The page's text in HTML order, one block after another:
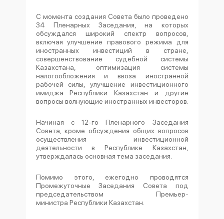
С момента создания Совета было проведено
34 Пленарных Заседания, на которых
обсуждался широкий спектр вопросов,
включая улучшение правового режима для
иностранных инвестиций в стране,
совершенствование судебной системы
Казахстана, оптимизация системы
налогообложения и ввоза иностранной
рабочей силы, улучшение инвестиционного
имиджа Республики Казахстан и другие
вопросы волнующие иностранных инвесторов.
Начиная с 12-го Пленарного Заседания
Совета, кроме обсуждения общих вопросов
осуществления инвестиционной
деятельности в Республике Казахстан,
утверждалась основная тема заседания.
Помимо этого, ежегодно проводятся
Промежуточные Заседания Совета под
председательством Премьер-
министра Республики Казахстан.